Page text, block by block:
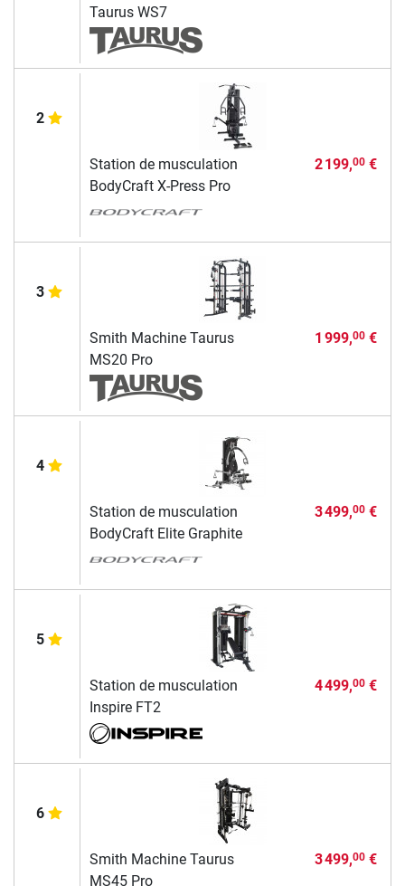
Taurus WS7
2
Station de musculation
BodyCraft X-Press Pro
2 199,00€
3
Smith Machine Taurus
MS20 Pro
1 999,00€
4
Station de musculation
BodyCraft Elite Graphite
3 499,00€
5
Station de musculation
Inspire FT2
4 499,00€
6
Smith Machine Taurus
MS45 Pro
3 499,00€